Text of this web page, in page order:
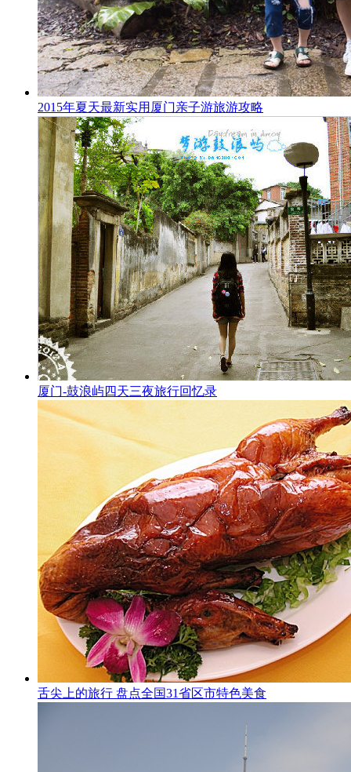
2015年夏天最新实用厦门亲子游旅游攻略
厦门-鼓浪屿四天三夜旅行回忆录
舌尖上的旅行 盘点全国31省区市特色美食